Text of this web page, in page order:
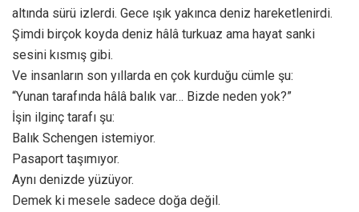
altında sürü izlerdi. Gece ışık yakınca deniz hareketlenirdi.
Şimdi birçok koyda deniz hâlâ turkuaz ama hayat sanki
sesini kısmış gibi.
Ve insanların son yıllarda en çok kurduğu cümle şu:
“Yunan tarafında hâlâ balık var… Bizde neden yok?”
İşin ilginç tarafı şu:
Balık Schengen istemiyor.
Pasaport taşımıyor.
Aynı denizde yüzüyor.
Demek ki mesele sadece doğa değil.